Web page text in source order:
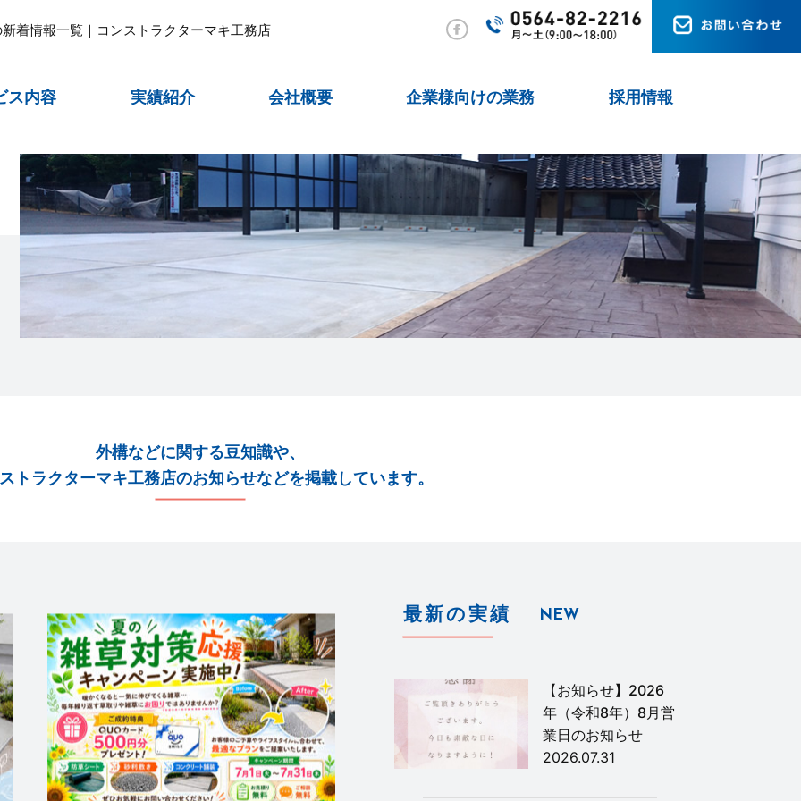
着情報一覧｜コンストラクターマキ工務店
ス内容 実績紹介 会社概要 企業様向けの業務 採用情報
外構などに関する豆知識や、
トラクターマキ工務店のお知らせなどを掲載しています。
最新の実績 NEW
【お知らせ】2026
年（令和8年）8月営
業日のお知らせ
2026.07.31